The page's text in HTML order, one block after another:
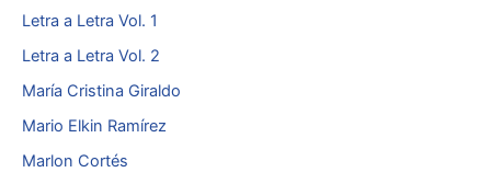
Letra a Letra Vol. 1
Letra a Letra Vol. 2
María Cristina Giraldo
Mario Elkin Ramírez
Marlon Cortés